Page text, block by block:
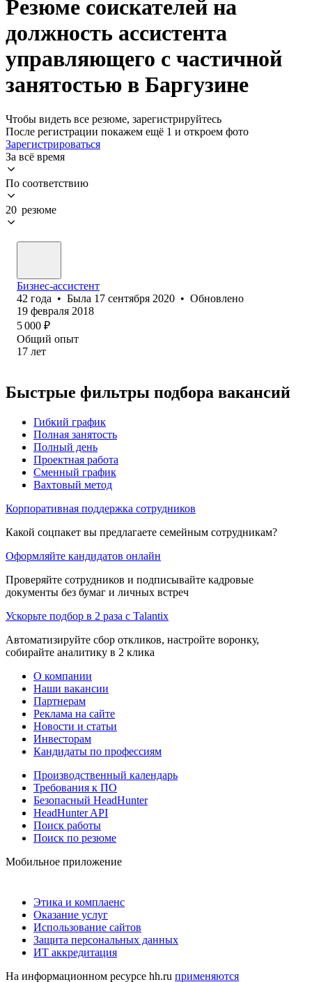
Резюме соискателей на
должность ассистента
управляющего с частичной
занятостью в Баргузине
Чтобы видеть все резюме, зарегистрируйтесь
После регистрации покажем ещё 1 и откроем фото
Зарегистрироваться
За всё время
По соответствию
20 резюме
Бизнес-ассистент
42 года • Была 17 сентября 2020 • Обновлено
19 февраля 2018
5 000 ₽
Общий опыт
17 лет
Быстрые фильтры подбора вакансий
Гибкий график
Полная занятость
Полный день
Проектная работа
Сменный график
Вахтовый метод
Корпоративная поддержка сотрудников
Какой соцпакет вы предлагаете семейным сотрудникам?
Оформляйте кандидатов онлайн
Проверяйте сотрудников и подписывайте кадровые
документы без бумаг и личных встреч
Ускорьте подбор в 2 раза с Talantix
Автоматизируйте сбор откликов, настройте воронку,
собирайте аналитику в 2 клика
О компании
Наши вакансии
Партнерам
Реклама на сайте
Новости и статьи
Инвесторам
Кандидаты по профессиям
Производственный календарь
Требования к ПО
Безопасный HeadHunter
HeadHunter API
Поиск работы
Поиск по резюме
Мобильное приложение
Этика и комплаенс
Оказание услуг
Использование сайтов
Защита персональных данных
ИТ аккредитация
На информационном ресурсе hh.ru применяются